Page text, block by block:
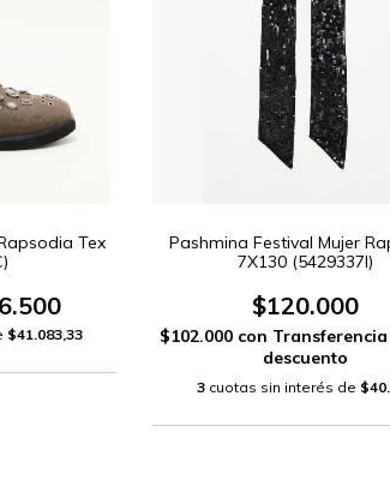
Tex
$41.083,33
Pashmina Festival Mujer
7X130 (5429337I)
$120.000
$102.000 con Transferencia
descuento
3 cuotas sin interés de